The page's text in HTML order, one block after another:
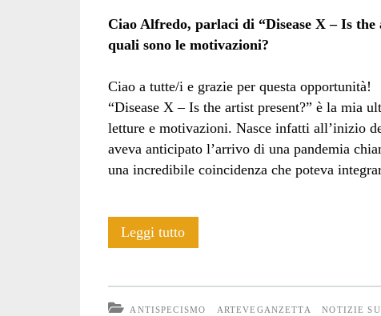
Ciao Alfredo, parlaci di “Disease X – Is
quali sono le motivazioni?
Ciao a tutte/i e grazie per questa opportunità!
“Disease X – Is the artist present?” è la mia
letture e motivazioni. Nasce infatti all’inizio
aveva anticipato l’arrivo di una pandemia
una incredibile coincidenza che poteva
Leggi tuttoIntervista:
ANTISPECISMO ARTEVEGANZETTA NOTIZIE